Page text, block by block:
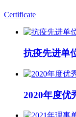
Certificate
抗疫先进单
2020年度优